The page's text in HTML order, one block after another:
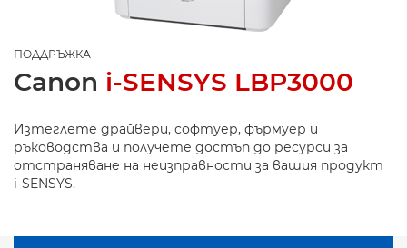
ПОДДРЪЖКА
Canon i-SENSYS LBP3000
Изтеглете драйвери, софтуер, фърмуер и
ръководства и получете достъп до ресурси за
отстраняване на неизправности за вашия продукт
i-SENSYS.